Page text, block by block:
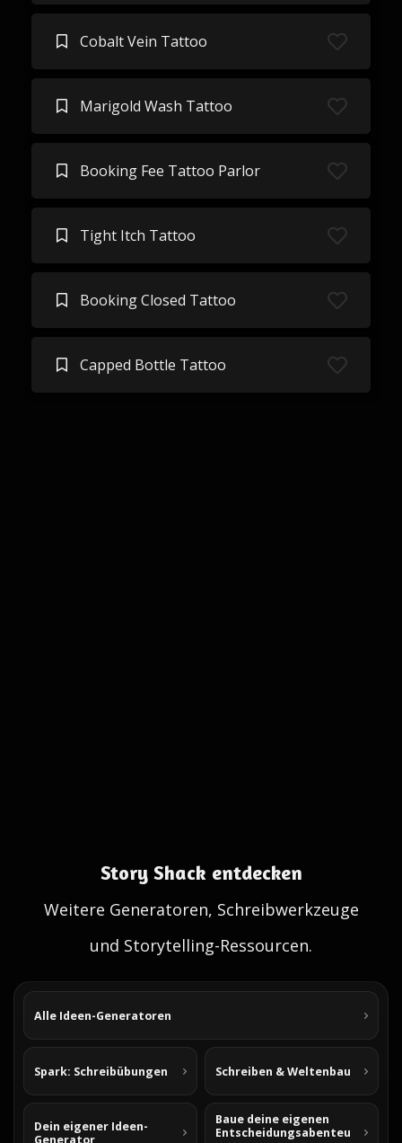
Cobalt Vein Tattoo
Marigold Wash Tattoo
Booking Fee Tattoo Parlor
Tight Itch Tattoo
Booking Closed Tattoo
Capped Bottle Tattoo
Story Shack entdecken
Weitere Generatoren, Schreibwerkzeuge
und Storytelling-Ressourcen.
Alle Ideen-Generatoren
Spark: Schreibübungen Schreiben & Weltenbau
Dein eigener Ideen-
Generator
Baue deine eigenen
Entscheidungsabenteu